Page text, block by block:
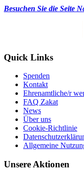
Besuchen Sie die Seite
Quick Links
Spenden
Kontakt
Ehrenamtliche/r
FAQ Zakat
News
Über uns
Cookie-Richtlinie
Allgemeine
Unsere Aktionen